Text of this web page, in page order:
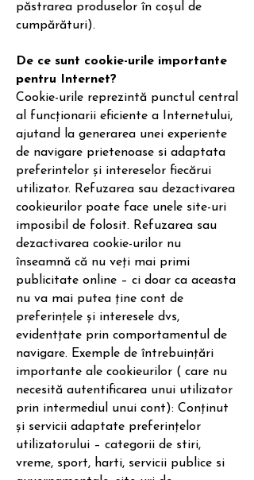
păstrarea produselor în coșul de
cumpărături).
De ce sunt cookie-urile importante
pentru Internet?
Cookie-urile reprezintă punctul central
al funcționarii eficiente a Internetului,
ajutand la generarea unei experiente
de navigare prietenoase si adaptata
preferintelor și intereselor fiecărui
utilizator. Refuzarea sau dezactivarea
cookieurilor poate face unele site-uri
imposibil de folosit. Refuzarea sau
dezactivarea cookie-urilor nu
înseamnă că nu veți mai primi
publicitate online – ci doar ca aceasta
nu va mai putea ține cont de
preferințele și interesele dvs,
evidentțate prin comportamentul de
navigare. Exemple de întrebuințări
importante ale cookieurilor ( care nu
necesită autentificarea unui utilizator
prin intermediul unui cont): Conținut
și servicii adaptate preferințelor
utilizatorului – categorii de stiri,
vreme, sport, harti, servicii publice si